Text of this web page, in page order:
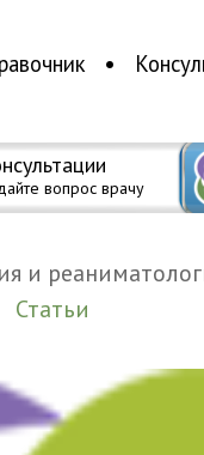
вопрос врачу
и
Статьи